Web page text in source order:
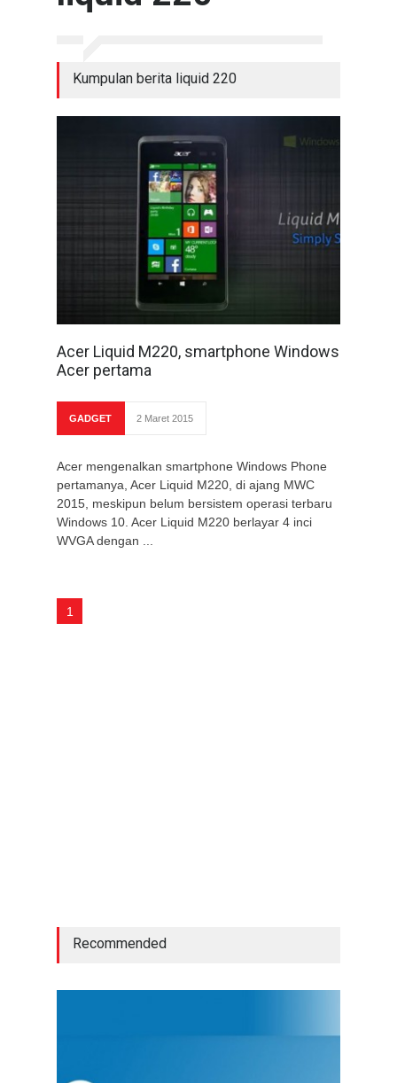
Kumpulan berita liquid 220
Acer Liquid M220, smartphone Windows
Acer pertama
GADGET 2 Maret 2015
Acer mengenalkan smartphone Windows Phone
pertamanya, Acer Liquid M220, di ajang MWC
2015, meskipun belum bersistem operasi terbaru
Windows 10. Acer Liquid M220 berlayar 4 inci
WVGA dengan ...
1
Recommended